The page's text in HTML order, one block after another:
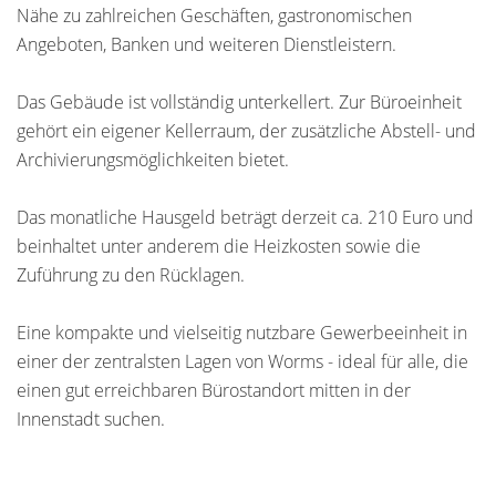
Nähe zu zahlreichen Geschäften, gastronomischen
Angeboten, Banken und weiteren Dienstleistern.
Das Gebäude ist vollständig unterkellert. Zur Büroeinheit
gehört ein eigener Kellerraum, der zusätzliche Abstell- und
Archivierungsmöglichkeiten bietet.
Das monatliche Hausgeld beträgt derzeit ca. 210 Euro und
beinhaltet unter anderem die Heizkosten sowie die
Zuführung zu den Rücklagen.
Eine kompakte und vielseitig nutzbare Gewerbeeinheit in
einer der zentralsten Lagen von Worms - ideal für alle, die
einen gut erreichbaren Bürostandort mitten in der
Innenstadt suchen.